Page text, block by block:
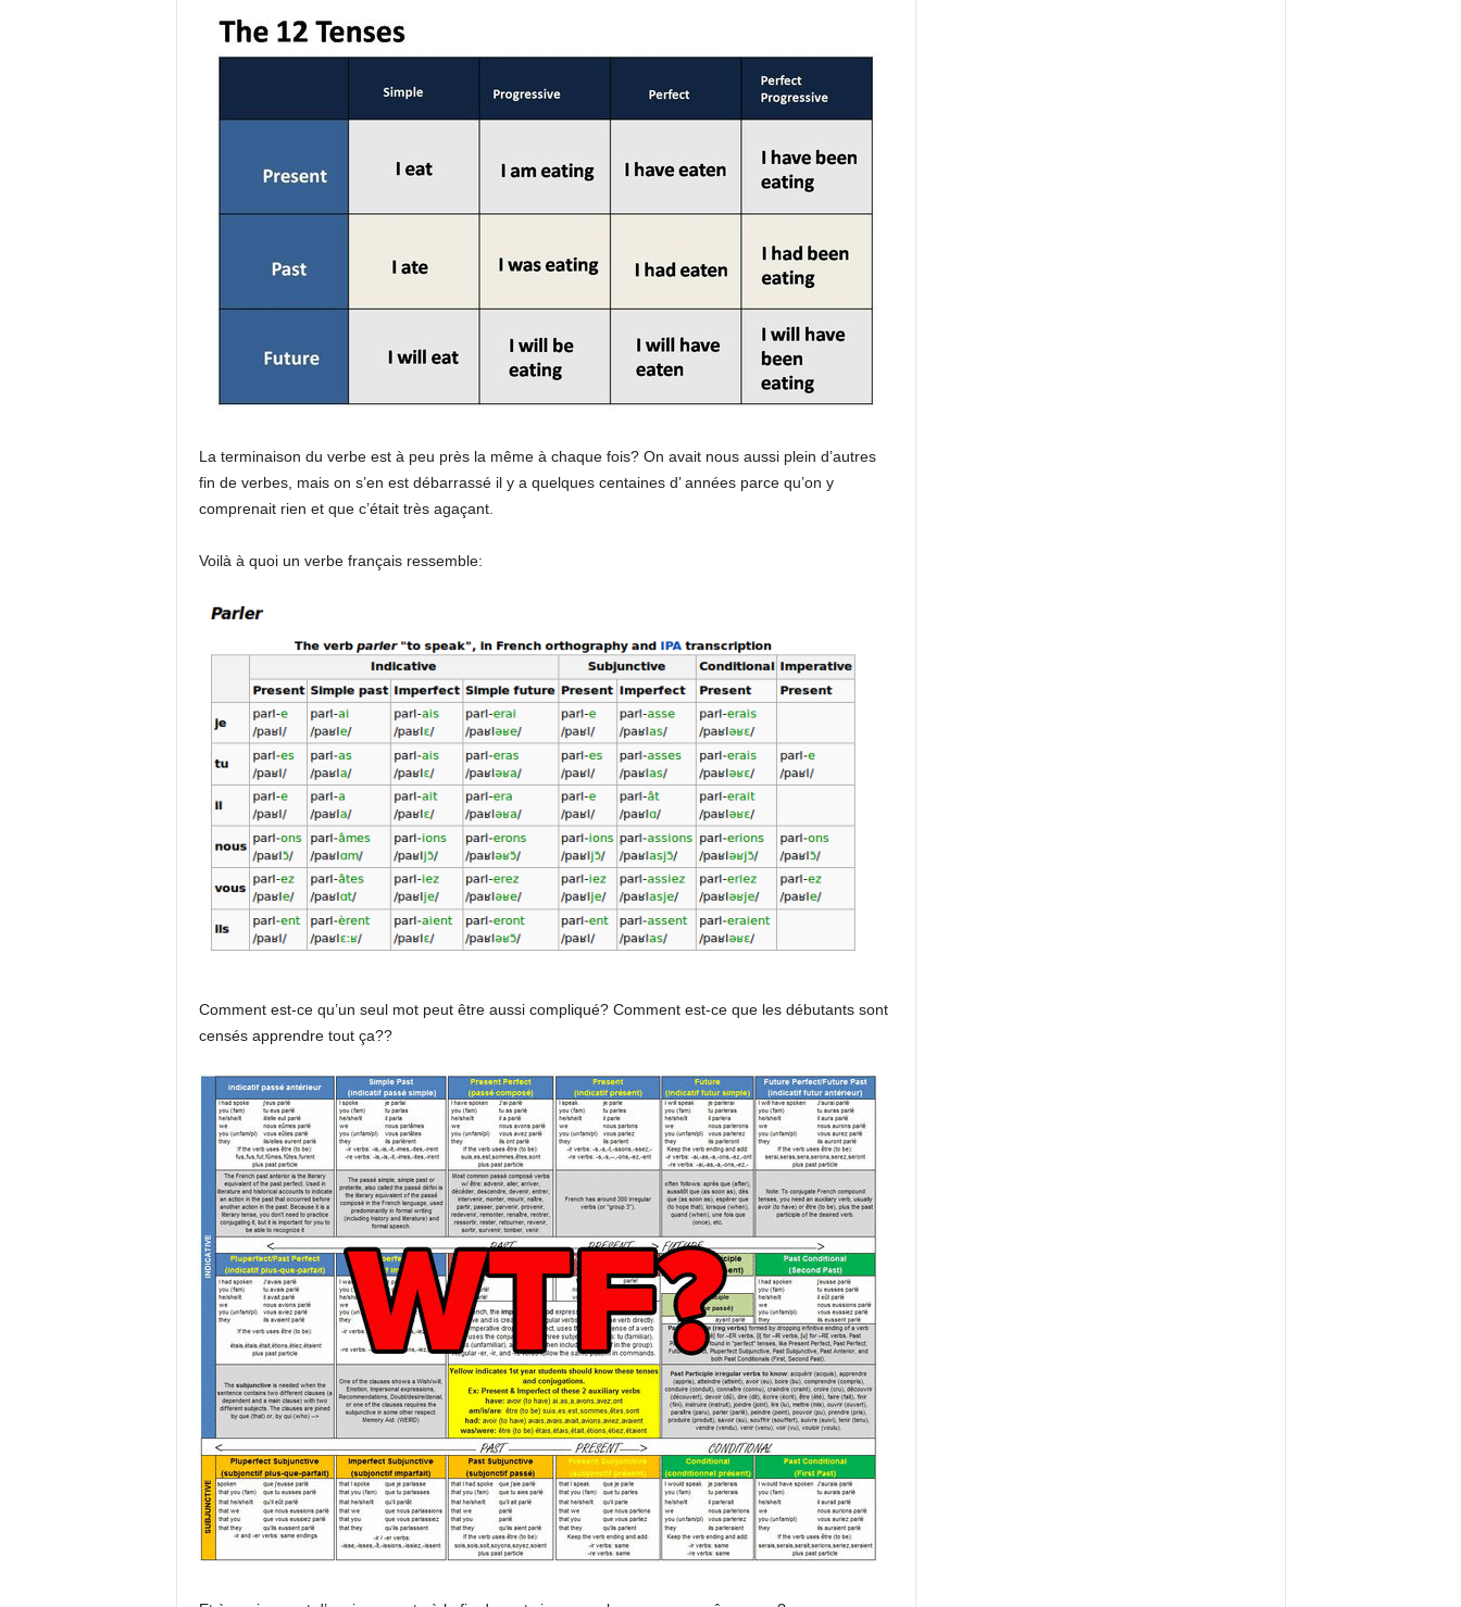
La terminaison du verbe est à peu près la même à chaque fois? On avait nous aussi plein d’autres
fin de verbes, mais on s’en est débarrassé il y a quelques centaines d’ années parce qu’on y
comprenait rien et que c’était très agaçant.
Voilà à quoi un verbe français ressemble:
Comment est-ce qu’un seul mot peut être aussi compliqué? Comment est-ce que les débutants sont
censés apprendre tout ça??